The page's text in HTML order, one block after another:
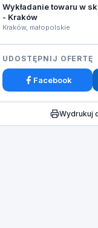
Wykładanie towaru w
- Kraków
Kraków, małopolskie
UDOSTĘPNIJ OFERTĘ
Facebook
Wydrukuj